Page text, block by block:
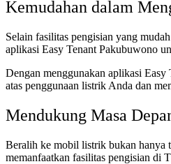
Kemudahan dalam
Selain fasilitas pengisian yang
aplikasi Easy Tenant Pakubuwono
Dengan menggunakan aplikasi Easy
atas penggunaan listrik Anda dan
Mendukung Masa
Beralih ke mobil listrik bukan hanya
memanfaatkan fasilitas pengisian di